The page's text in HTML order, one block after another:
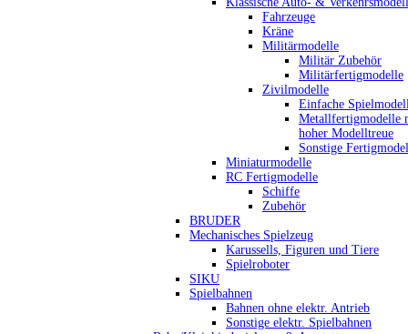
Fahrzeuge
Kräne
Militärmodelle
Militär Zubehör
Militärfertigmodelle
Zivilmodelle
Einfache
Metallfertigmodelle
hoher Modelltreue
Sonstige
Miniaturmodelle
RC Fertigmodelle
Schiffe
Zubehör
BRUDER
Mechanisches Spielzeug
Karussells, Figuren und Tiere
Spielroboter
SIKU
Spielbahnen
Bahnen ohne elektr. Antrieb
Sonstige elektr. Spielbahnen